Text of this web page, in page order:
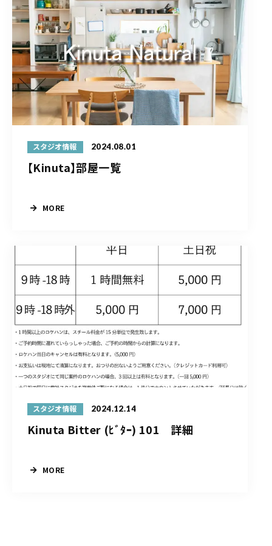
スタジオ情報 2024.08.01
【Kinuta】部屋一覧
MORE
スタジオ情報 2024.12.14
Kinuta Bitter (ﾋﾞﾀｰ) 101 詳細
MORE